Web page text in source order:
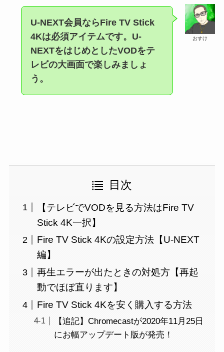
おすけ
U-NEXT会員ならFire TV Stick
4Kは必須アイテムです。U-
NEXTをはじめとしたVODをテ
レビの大画面で楽しみましょ
う。
目次
【テレビでVODを見る方法はFire TV
Stick 4K一択】
Fire TV Stick 4Kの設定方法【U-NEXT
編】
再生エラーが出たときの対処方【再起
動でほぼ直ります】
Fire TV Stick 4Kを安く購入する方法
【追記】Chromecastが2020年11月25日
にお幅アップデート版が発売！